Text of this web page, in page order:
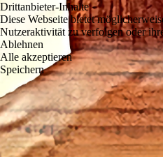
Drittanbieter-Inhalte
Diese Webseite bietet
Nutzeraktivität zu verfolgen oder
Ablehnen
Alle akzeptieren
Speichern